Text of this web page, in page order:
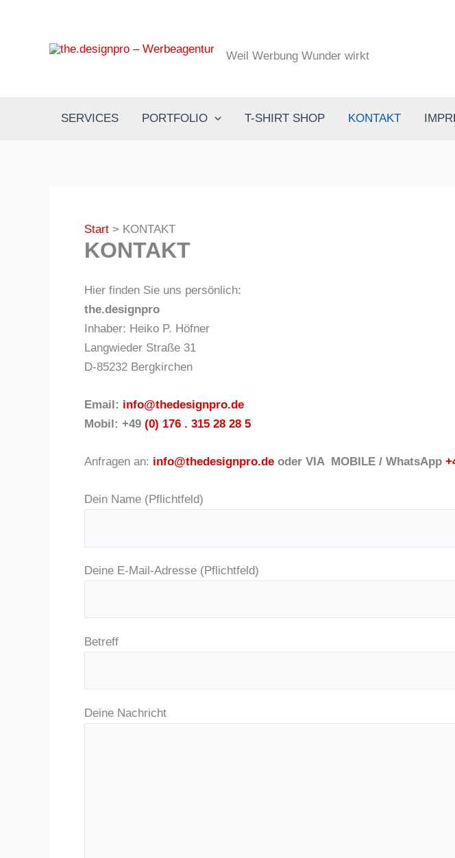
Weil Werbung Wunder wirkt
SERVICES PORTFOLIO T-SHIRT SHOP KONTAKT
Start KONTAKT
KONTAKT
Hier finden Sie uns persönlich:
the.designpro
Inhaber: Heiko P. Höfner
Langwieder Straße 31
D-85232 Bergkirchen
Email: info@thedesignpro.de
Mobil: +49 (0) 176 . 315 28 28 5
Anfragen an: info@thedesignpro.de oder VIA MOBILE / WhatsApp
Dein Name (Pflichtfeld)
Deine E-Mail-Adresse (Pflichtfeld)
Betreff
Deine Nachricht